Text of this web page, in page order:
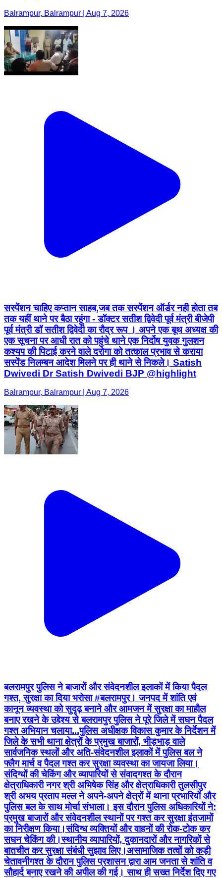
Balrampur, Balrampur | Aug 7, 2026
सस्पेंशन चाहिए कप्तान साहब,जब तक सस्पेंशन ऑर्डर नही होता तब
तक यहीं थाने पर बैठा रहूंगा - डॉक्टर सतीश द्विवेदी पूर्व मंत्री बीजेपी
पूर्व मंत्री डॉ सतीश द्विवेदी का रौद्र रूप । अपने एक बूथ अध्यक्ष की
एक सूचना पर आधी रात को पहुंचे थाने एक निर्दोष युवक गुलशन
कश्यप की पिटाई करने वाले दरोगा को तत्काल प्रभाव से कराया
सस्पेंड निलम्बन आदेश मिलने पर ही थाने से निकले। Satish
Dwivedi Dr Satish Dwivedi BJP @highlight
Balrampur, Balrampur | Aug 7, 2026
बलरामपुर पुलिस ने बाजारों और संवेदनशील इलाकों में किया पैदल
गश्त, सुरक्षा का दिया भरोसा #​बलरामपुर। जनपद में शांति एवं
कानून व्यवस्था को सुदृढ़ बनाने और आमजन में सुरक्षा का माहौल
बनाए रखने के उद्देश्य से बलरामपुर पुलिस ने पूरे जिले में सघन पैदल
गश्त अभियान चलाया... ​पुलिस अधीक्षक विकास कुमार के निर्देशन में
जिले के सभी थाना क्षेत्रों के प्रमुख बाजारों, भीड़भाड़ वाले
सार्वजनिक स्थलों और अति-संवेदनशील इलाकों में पुलिस बल ने
फ्लैग मार्च व पैदल गश्त कर सुरक्षा व्यवस्था का जायजा लिया। ​
संदिग्धों की चेकिंग और व्यापारियों से संवाद ​गश्त के दौरान
क्षेत्राधिकारी नगर श्री अभिषेक सिंह और क्षेत्राधिकारी तुलसीपुर
श्री अभय प्रताप मल्ल ने अपने-अपने क्षेत्रों में थाना प्रभारियों और
पुलिस बल के साथ मोर्चा संभाला। इस दौरान पुलिस अधिकारियों ने: ​
प्रमुख बाजारों और संवेदनशील स्थानों पर गश्त कर सुरक्षा इंतजामों
का निरीक्षण किया। ​संदिग्ध व्यक्तियों और वाहनों की रोक-टोक कर
सघन चेकिंग की। ​स्थानीय व्यापारियों, दुकानदारों और नागरिकों से
बातचीत कर सुरक्षा संबंधी सुझाव लिए। ​असामाजिक तत्वों को कड़ी
चेतावनी ​गश्त के दौरान पुलिस प्रशासन द्वारा आम जनता से शांति व
सौहार्द बनाए रखने की अपील की गई। साथ ही सख्त निर्देश दिए गए